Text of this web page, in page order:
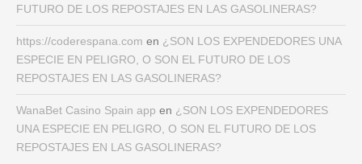
FUTURO DE LOS REPOSTAJES EN LAS GASOLINERAS?
https://coderespana.com en ¿SON LOS EXPENDEDORES UNA
ESPECIE EN PELIGRO, O SON EL FUTURO DE LOS
REPOSTAJES EN LAS GASOLINERAS?
WanaBet Casino Spain app en ¿SON LOS EXPENDEDORES
UNA ESPECIE EN PELIGRO, O SON EL FUTURO DE LOS
REPOSTAJES EN LAS GASOLINERAS?